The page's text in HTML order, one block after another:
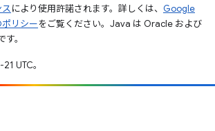
により使用許諾されます。詳しくは、 Google
リシーをご覧ください。Java は Oracle および
。
UTC。